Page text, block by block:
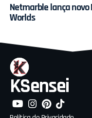
Netmarble lança novo
Worlds
KSensei